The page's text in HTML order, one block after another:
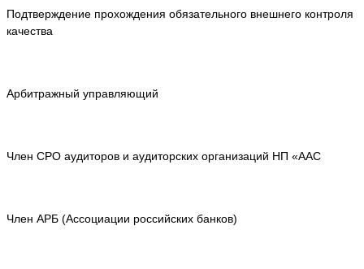
Подтверждение прохождения обязательного внешнего контроля
качества
Арбитражный управляющий
Член СРО аудиторов и аудиторских организаций НП «ААС
Член АРБ (Ассоциации российских банков)